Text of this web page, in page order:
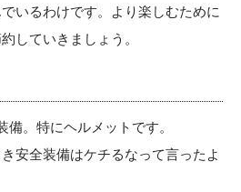
いるわけです。より楽しむために
していきましょう。
。特にヘルメットです。
安全装備はケチるなって言ったよ